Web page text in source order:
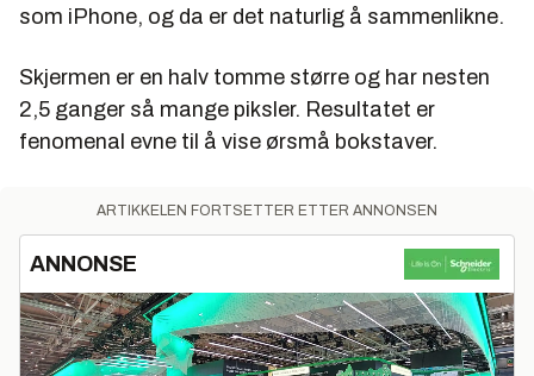
som iPhone, og da er det naturlig å sammenlikne.
Skjermen er en halv tomme større og har nesten
2,5 ganger så mange piksler. Resultatet er
fenomenal evne til å vise ørsmå bokstaver.
ARTIKKELEN FORTSETTER ETTER ANNONSEN
ANNONSE